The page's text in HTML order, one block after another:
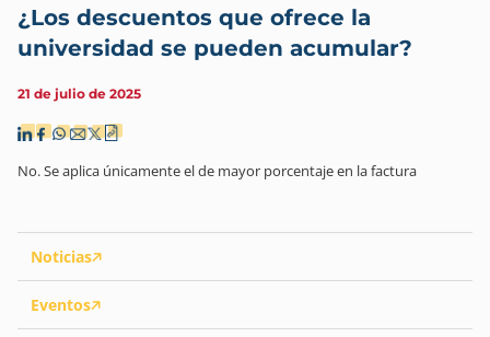
Noticias
Eventos
¿Los descuentos que ofrece la
universidad se pueden acumular?
21 de julio de 2025
No. Se aplica únicamente el de mayor porcentaje en la factura